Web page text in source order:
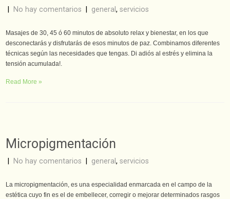
No hay comentarios general,servicios
Masajes de 30, 45 ó 60 minutos de absoluto relax y bienestar, en los que
desconectarás y disfrutarás de esos minutos de paz. Combinamos diferentes
técnicas según las necesidades que tengas. Di adiós al estrés y elimina la
tensión acumulada!.
Read More »
Micropigmentación
No hay comentarios general,servicios
La micropigmentación, es una especialidad enmarcada en el campo de la
estética cuyo fin es el de embellecer, corregir o mejorar determinados rasgos